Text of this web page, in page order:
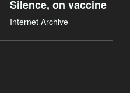
Silence, on vaccine
Internet Archive